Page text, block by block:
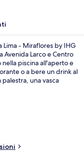
Lima - Miraflores by IHG
Avenida Larco e Centro
piscina all'aperto e
o a bere un drink al
una vasca